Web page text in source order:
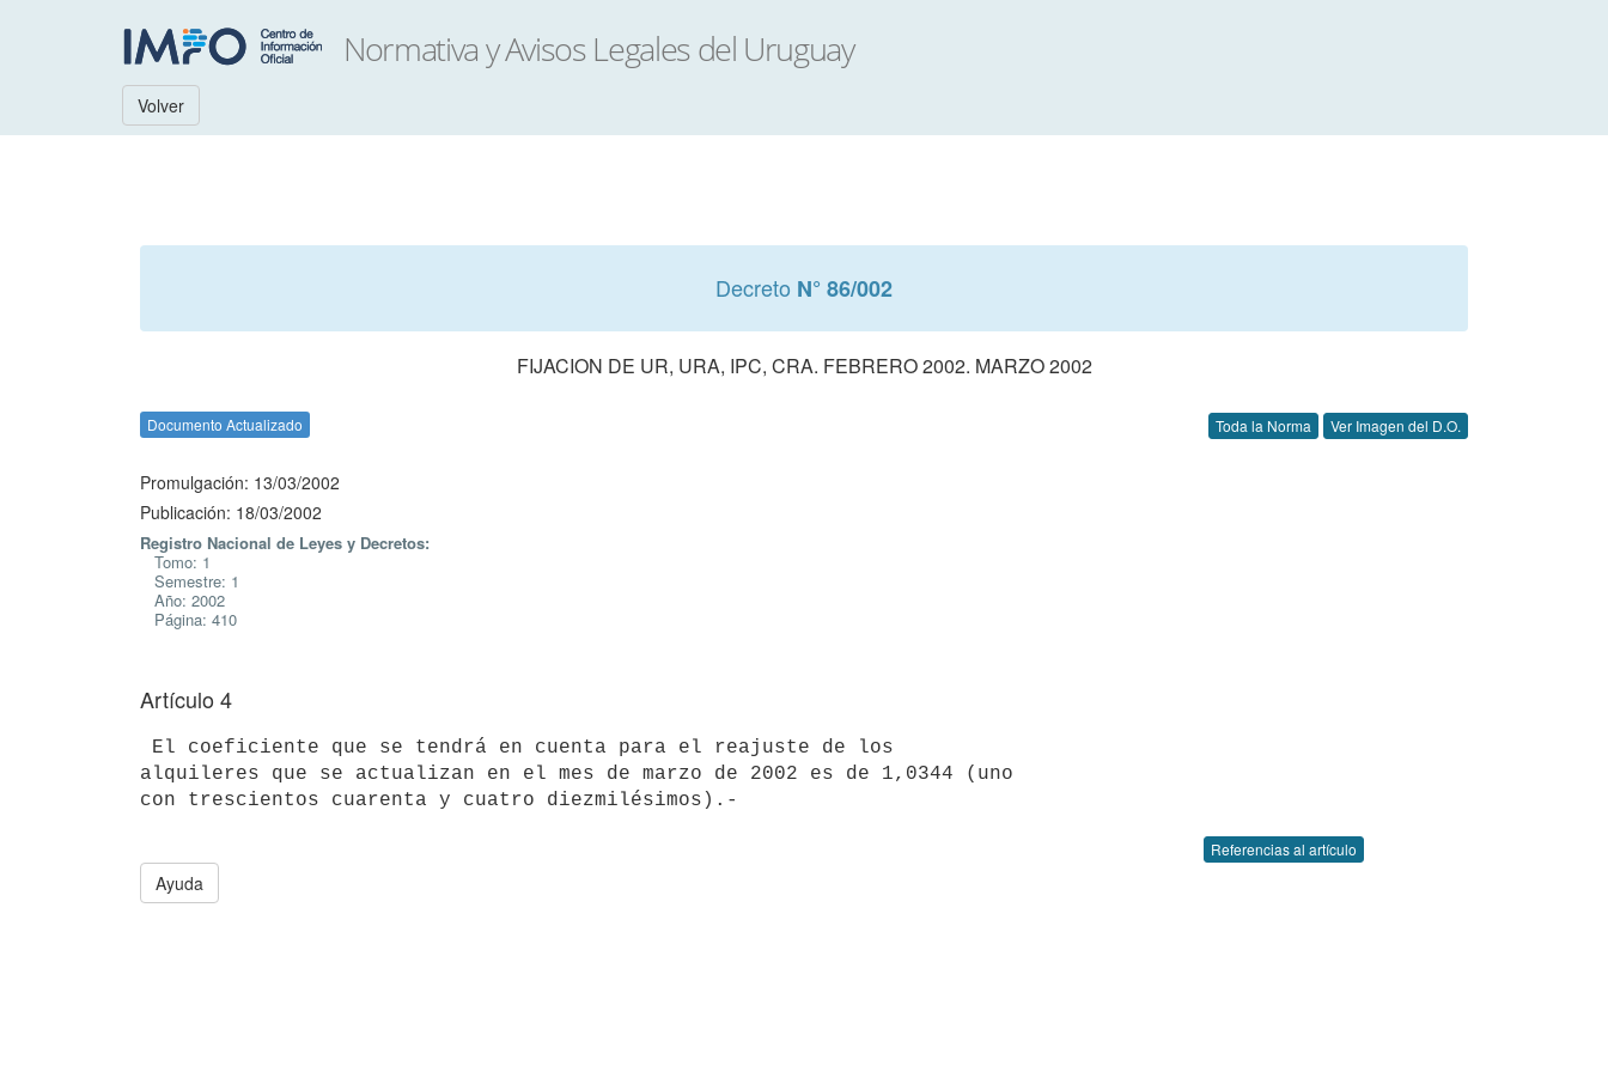
Volver
Decreto N° 86/002
FIJACION DE UR, URA, IPC, CRA. FEBRERO 2002. MARZO 2002
Documento Actualizado Toda la Norma Ver Imagen del D.O.
Promulgación: 13/03/2002
Publicación: 18/03/2002
Registro Nacional de Leyes y Decretos:
Tomo: 1
Semestre: 1
Año: 2002
Página: 410
Artículo 4
alquileres que se actualizan en el mes de marzo de 2002 es de 1,0344 (uno
Referencias al artículo
Ayuda